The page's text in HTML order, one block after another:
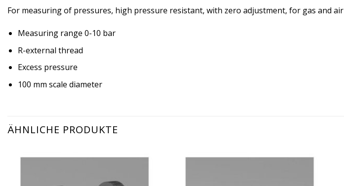
For measuring of pressures, high pressure resistant, with zero adjustment, for gas and air
Measuring range 0-10 bar
R-external thread
Excess pressure
100 mm scale diameter
ÄHNLICHE PRODUKTE